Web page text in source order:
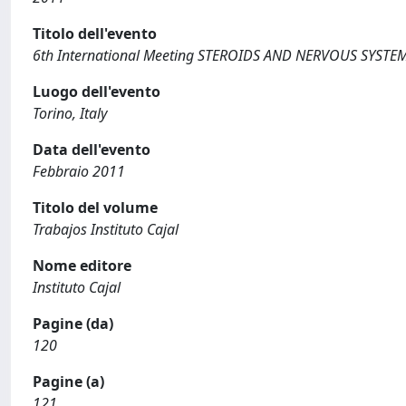
Titolo dell'evento
6th International Meeting STEROIDS AND NERVOUS
Luogo dell'evento
Torino, Italy
Data dell'evento
Febbraio 2011
Titolo del volume
Trabajos Instituto Cajal
Nome editore
Instituto Cajal
Pagine (da)
120
Pagine (a)